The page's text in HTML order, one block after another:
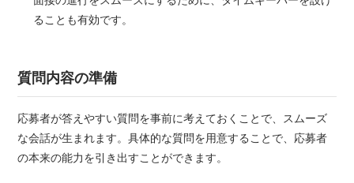
ることも有効です。
質問内容の準備
応募者が答えやすい質問を事前に考えておくことで、スムーズ
な会話が生まれます。具体的な質問を用意することで、応募者
の本来の能力を引き出すことができます。